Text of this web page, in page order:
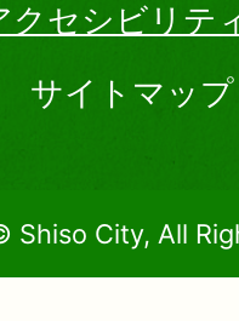
クセシビリテ
サイトマップ
Shiso City, All